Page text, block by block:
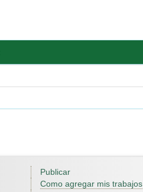
Publicar
Como agregar mis trabajos